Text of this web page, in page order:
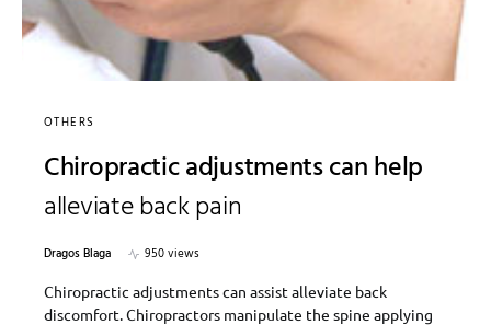
OTHERS
Chiropractic adjustments can help
alleviate back pain
Dragos Blaga
950 views
Chiropractic adjustments can assist alleviate back
discomfort. Chiropractors manipulate the spine applying